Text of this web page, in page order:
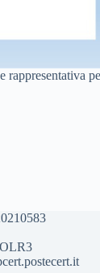
rappresentativa